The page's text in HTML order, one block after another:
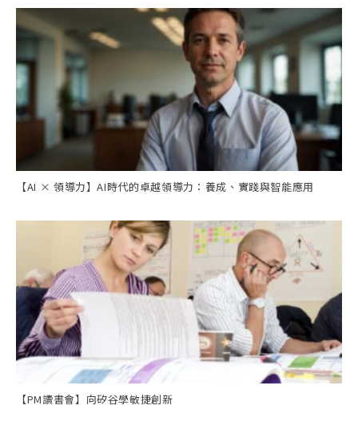
【AI × 領導力】AI時代的卓越領導力：養成、實踐與智能應用
【PM讀書會】向矽谷學敏捷創新